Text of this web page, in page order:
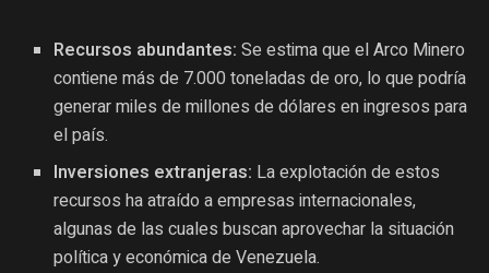
Recursos abundantes: Se estima que el Arco Minero
contiene más de 7.000 toneladas de oro, lo que podría
generar miles de millones de dólares en ingresos para
el país.
Inversiones extranjeras: La explotación de estos
recursos ha atraído a empresas internacionales,
algunas de las cuales buscan aprovechar la situación
política y económica de Venezuela.